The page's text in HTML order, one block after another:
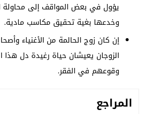
يؤول في بعض المواقف إلى محاولة
وخدعها بغية تحقيق مكاسب مادية.
إن كان زوج الحالمة من الأغنياء
الزوجان يعيشان حياة رغيدة دل هذا
وقوعهم في الفقر.
المراجع